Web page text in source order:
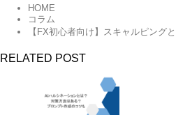
HOME
コラム
【FX初心者向け】スキャルピング
RELATED POST